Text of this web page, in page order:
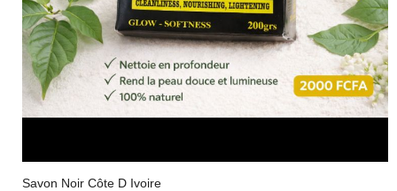
Savon Noir Côte D Ivoire